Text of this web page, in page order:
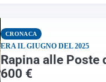
CRONACA
ERA IL GIUGNO DEL 2025
Rapina alle Poste
600 €